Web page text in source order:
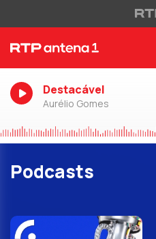
Destacável
Aurélio Gomes
Podcasts